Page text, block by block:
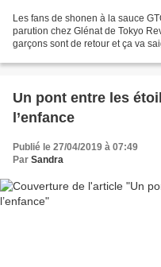
Les fans de shonen à la sauce
parution chez Glénat de Tokyo
garçons sont de retour et ça va
Un pont entre les
l’enfance
Publié le 27/04/2019 à 07:49
Par Sandra